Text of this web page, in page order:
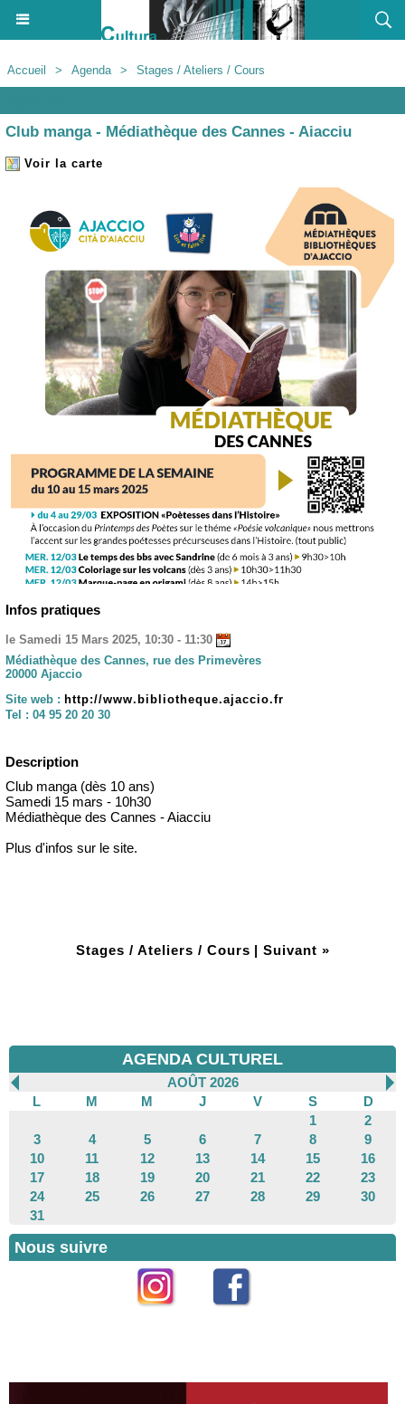
Accueil > Agenda > Stages / Ateliers / Cours
Club manga - Médiathèque des Cannes - Aiacciu
Voir la carte
Infos pratiques
le Samedi 15 Mars 2025, 10:30 - 11:30
Médiathèque des Cannes, rue des Primevères
20000 Ajaccio
Site web : http://www.bibliotheque.ajaccio.fr
Tel : 04 95 20 20 30
Description
Club manga (dès 10 ans)
Samedi 15 mars - 10h30
Médiathèque des Cannes - Aiacciu
Plus d'infos sur le site.
Stages / Ateliers / Cours | Suivant »
AGENDA CULTUREL
AOÛT 2026
L
M M J V S
D
1
2
3
4 5 6 7 8
9
10
11 12 13 14 15
16
17
18 19 20 21 22
23
24
25 26 27 28 29
30
31
Nous suivre